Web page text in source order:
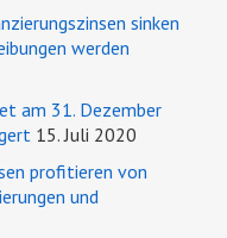
sinken
werden
am 31. Dezember
15. Juli 2020
profitieren von
und